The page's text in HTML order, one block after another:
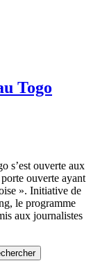
Togo
s’est ouverte aux
ouverte ayant
». Initiative de
le programme
aux journalistes